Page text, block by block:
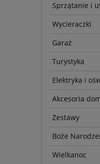
Sprzątanie i
Wycieraczki
Garaż
Turystyka
Elektryka i
Akcesoria
Zestawy
Boże
Wielkanoc